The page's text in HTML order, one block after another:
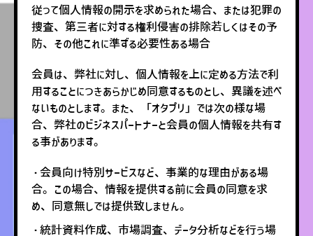
従って個人情報の開示を求められた場合、または犯罪の
捜査、第三者に対する権利侵害の排除若しくはその予
防、その他これに準ずる必要性ある場合
会員は、弊社に対し、個人情報を上に定める方法で利
用することにつきあらかじめ同意するものとし、異議を述べ
ないものとします。また、「オタプリ」では次の様な場
合、弊社のビジネスパートナーと会員の個人情報を共有す
る事があります。
・会員向け特別サービスなど、事業的な理由がある場
合。この場合、情報を提供する前に会員の同意を求
め、同意無しでは提供致しません。
・統計資料作成、市場調査、データ分析などを行う場